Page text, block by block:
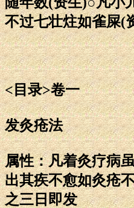
不过七壮炷如雀屎(
<目录>卷一
发灸疮法
属性：凡着灸疗病
出其疾不愈如灸疮
之三日即发